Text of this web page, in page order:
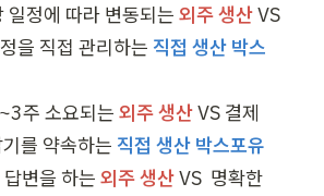
일정에 따라 변동되는 외주 생산VS
을 직접 관리하는 직접 생산 박스
주 소요되는 외주 생산VS 결제
를 약속하는
변을 하는 외주 생산VS 명확한